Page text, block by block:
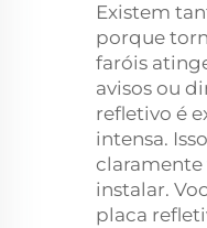
Existem
porque
faróis
avisos ou
refletivo é
intensa.
claramente
instalar.
placa